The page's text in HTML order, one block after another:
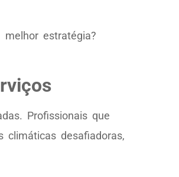
estratégia?
Profissionais que
climáticas desafiadoras,